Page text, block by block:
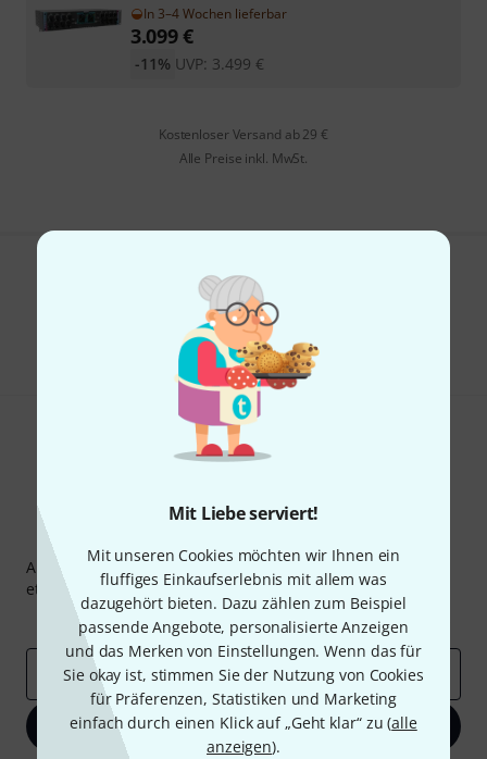
Mit Liebe serviert!
Mit unseren Cookies möchten wir Ihnen ein
fluffiges Einkaufserlebnis mit allem was
dazugehört bieten. Dazu zählen zum Beispiel
passende Angebote, personalisierte Anzeigen
und das Merken von Einstellungen. Wenn das für
Sie okay ist, stimmen Sie der Nutzung von Cookies
für Präferenzen, Statistiken und Marketing
einfach durch einen Klick auf „Geht klar“ zu (alle
anzeigen).
In 3–4 Wochen lieferbar
3.099€
UVP: 3.499 €
-11%
Kostenloser Versand ab 29 €
Alle Preise inkl. MwSt.
Gefällt Ihnen, was Sie sehen?
Teilen Hilfe & Feedback
Abonniere den Thomann Newsletter und gewinne mit
etwas Glück einen von50 Gutscheinenüber jeweils
Inspirierende Beiträge
Deals Thomann Insights
E-Mail-Adresse*
Jetzt anmelden